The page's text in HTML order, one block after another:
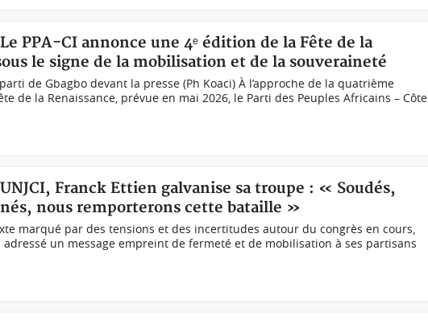
PPA-CI annonce une 4ᵉ édition de la Fête de la
le signe de la mobilisation et de la souveraineté
de Gbagbo devant la presse (Ph Koaci) À l’approche de la quatrième
de la Renaissance, prévue en mai 2026, le Parti des Peuples Africains – Côte
Franck Ettien galvanise sa troupe : « Soudés,
nous remporterons cette bataille »
marqué par des tensions et des incertitudes autour du congrès en cours,
adressé un message empreint de fermeté et de mobilisation à ses partisans